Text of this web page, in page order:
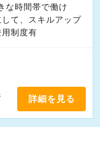
な時間帯で働け
て、スキルアップ
制度有
詳細を見る